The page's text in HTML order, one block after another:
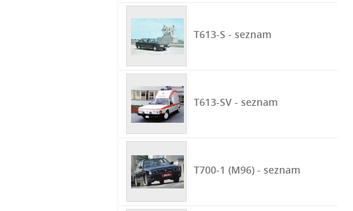
T613-S - seznam
T613-SV - seznam
T700-1 (M96) - seznam